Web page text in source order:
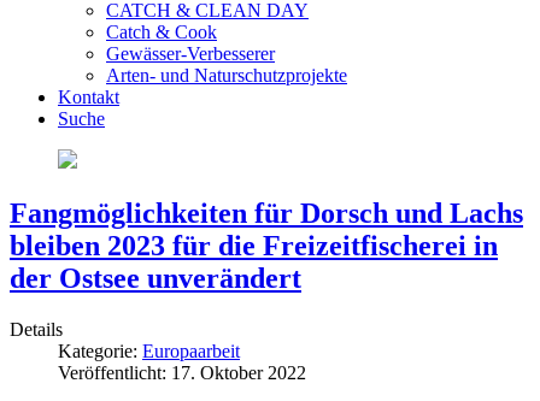
CATCH & CLEAN DAY
Catch & Cook
Gewässer-Verbesserer
Arten- und Naturschutzprojekte
Kontakt
Suche
Fangmöglichkeiten für Dorsch und Lachs
bleiben 2023 für die Freizeitfischerei in
der Ostsee unverändert
Details
Kategorie: Europaarbeit
Veröffentlicht: 17. Oktober 2022